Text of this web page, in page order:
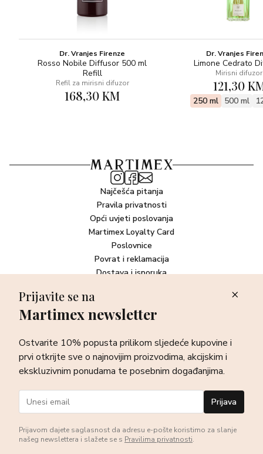
Dr. Vranjes Firenze
Rosso Nobile Diffusor 500 ml
Refill
Refil za mirisni difuzor
168,30 KM
Dr. Vranjes
Limone Cedrato
Mirisni difuzor
121,30
250 ml 500 ml
Najčešća pitanja
Pravila privatnosti
Opći uvjeti poslovanja
Martimex Loyalty Card
Poslovnice
Povrat i reklamacija
Dostava i isporuka
Newsletter
sve o najnovijim proizvodima, akcijskim i ekskluzivnim
ponudama te posebnim događanjima.
Prijava
©Martimex 2026
Prijavite se na
Martimex newsletter
Ostvarite 10% popusta prilikom sljedeće kupovine i
prvi otkrijte sve o najnovijim proizvodima, akcijskim i
ekskluzivnim ponudama te posebnim događanjima.
Prijava
Prijavom dajete saglasnost da adresu e-pošte koristimo za slanje
našeg newslettera i slažete se s Pravilima privatnosti.